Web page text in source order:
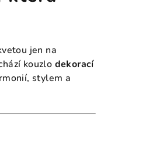
jen na
kouzlo dekorací
stylem a